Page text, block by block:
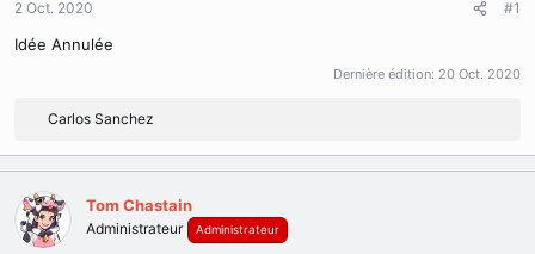
d
i
c
s
s
i
2 Oct. 2020 #1
Idée Annulée
Dernière édition: 20 Oct. 2020
a
c
t
i
Carlos Sanchez
Tom Chastain
Administrateur Administrateur